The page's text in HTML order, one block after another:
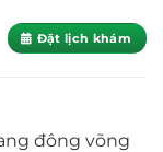
Đặt lịch khám
đông võng